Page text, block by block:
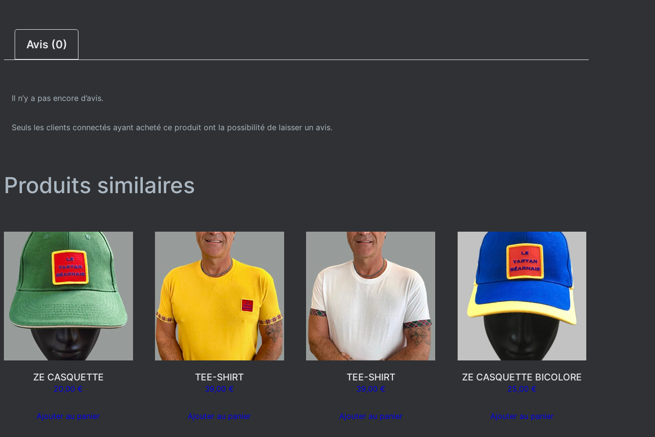
Avis (0)
Il n’y a pas encore d’avis.
Seuls les clients connectés ayant acheté ce produit ont la possibilité de laisser un avis.
Produits similaires
ZE CASQUETTE
20,00€
Ajouter au panier
TEE-SHIRT
39,00€
Ajouter au panier
TEE-SHIRT
39,00 €
Ajouter au panier
ZE CASQUETTE BICOLORE
25,00 €
Ajouter au panier